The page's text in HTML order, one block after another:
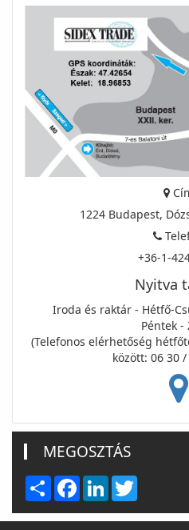
1224 Budapest,
+36-1-
Nyitva
Iroda és raktár - Hétfő-
Péntek -
(Telefonos elérhetőség
között: 06 30
MEGOSZTÁS
Share FacebookLinkedIn